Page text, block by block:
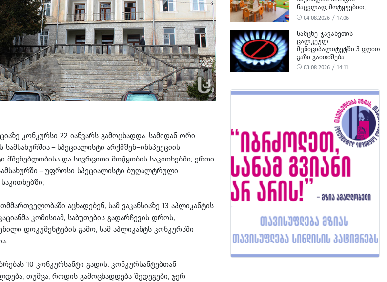
კონკურსი 22 იანვარს გამოცხადდა. სამიდან ორი
– სპეციალისტი არქმშენ–ინსპექციის
მშენებლობისა და სივრცითი მოწყობის საკითხებში; ერთი
– უფროსი სპეციალისტი ბუღალტრული
აცხადებენ, სამ ვაკანსიაზე 13 აპლიკანტის
კომისიამ, საბუთების გადარჩევის დროს,
დოკუმენტების გამო, სამ აპლიკანტს კონკურსში
10 კონკურსანტი გადის. კონკურსანტებთან
თუმცა, როდის გამოცხადდება შედეგები, ჯერ
ᲜᲐᲪᲕᲚᲐᲓ, ᲛᲝᲢᲧᲣᲔᲑᲘᲗ,
ᲪᲮᲔᲜᲘᲡ ᲮᲝᲠᲪᲘ ᲨᲔᲘᲢᲐᲜᲔᲡ’ -
ᲡᲣᲡ-Ი
04.08.2026 / 17:06
ᲡᲐᲛᲪᲮᲔ-ᲯᲐᲕᲐᲮᲔᲗᲘᲡ
ᲪᲐᲚᲙᲔᲣᲚ
ᲛᲣᲜᲘᲪᲘᲞᲐᲚᲘᲢᲔᲢᲨᲘ 3 ᲓᲦᲘᲗ
ᲒᲐᲖᲘ ᲒᲐᲘᲗᲘᲨᲔᲑᲐ
03.08.2026 / 14:11